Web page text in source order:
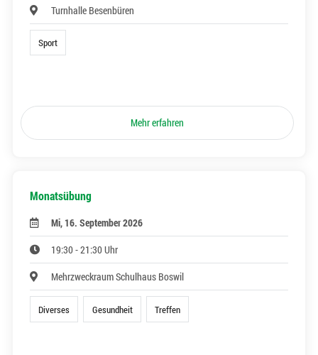
Turnhalle Besenbüren
Sport
Mehr erfahren
Monatsübung
Mi, 16. September 2026
19:30 - 21:30 Uhr
Mehrzweckraum Schulhaus Boswil
Diverses Gesundheit Treffen